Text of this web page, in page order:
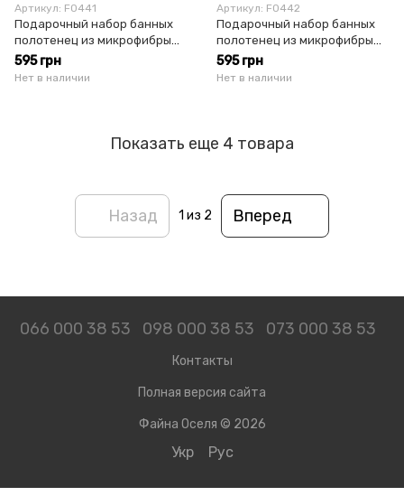
Артикул: F0441
Подарочный набор банных
полотенец из микрофибры
Корона светло-персиковый
595 грн
Нет в наличии
Артикул: F0442
Подарочный набор банных
полотенец из микрофибры
Корона персиковый
595 грн
Нет в наличии
Показать еще 4 товара
Назад 1 из 2 Вперед
066 000 38 53 098 000 38 53 073 000 38 53
Контакты
Полная версия сайта
Файна Оселя © 2026
Укр Рус